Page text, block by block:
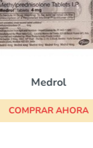
Medrol
COMPRAR AHORA